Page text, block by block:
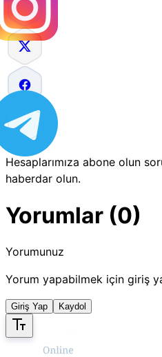
Hesaplarımıza abone olun
haberdar olun.
Yorumlar (0)
Yorumunuz
Yorum yapabilmek için giriş
Giriş Yap Kaydol